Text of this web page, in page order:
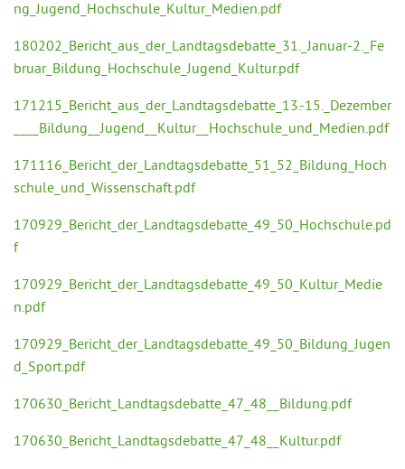
ng_Jugend_Hochschule_Kultur_Medien.pdf
180202_Bericht_aus_der_Landtagsdebatte_31._Januar-2._Fe
bruar_Bildung_Hochschule_Jugend_Kultur.pdf
171215_Bericht_aus_der_Landtagsdebatte_13.-15._Dezember
____Bildung__Jugend__Kultur__Hochschule_und_Medien.pdf
171116_Bericht_der_Landtagsdebatte_51_52_Bildung_Hoch
schule_und_Wissenschaft.pdf
170929_Bericht_der_Landtagsdebatte_49_50_Hochschule.pd
f
170929_Bericht_der_Landtagsdebatte_49_50_Kultur_Medie
n.pdf
170929_Bericht_der_Landtagsdebatte_49_50_Bildung_Jugen
d_Sport.pdf
170630_Bericht_Landtagsdebatte_47_48__Bildung.pdf
170630_Bericht_Landtagsdebatte_47_48__Kultur.pdf